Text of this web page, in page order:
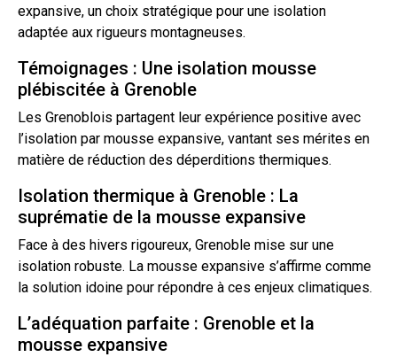
expansive, un choix stratégique pour une isolation
adaptée aux rigueurs montagneuses.
Témoignages : Une isolation mousse
plébiscitée à Grenoble
Les Grenoblois partagent leur expérience positive avec
l’isolation par mousse expansive, vantant ses mérites en
matière de réduction des déperditions thermiques.
Isolation thermique à Grenoble : La
suprématie de la mousse expansive
Face à des hivers rigoureux, Grenoble mise sur une
isolation robuste. La mousse expansive s’affirme comme
la solution idoine pour répondre à ces enjeux climatiques.
L’adéquation parfaite : Grenoble et la
mousse expansive